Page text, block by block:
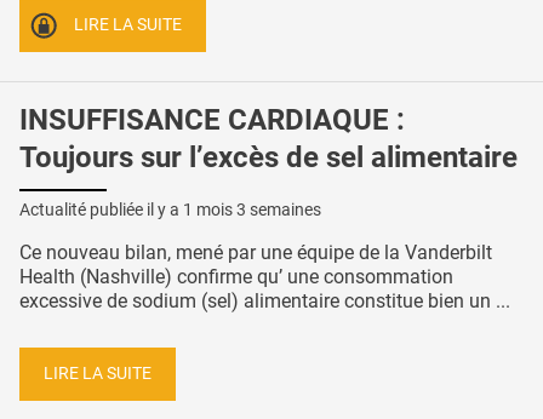
LIRE LA SUITE
INSUFFISANCE CARDIAQUE :
Toujours sur l’excès de sel alimentaire
Actualité publiée il y a 1 mois 3 semaines
Ce nouveau bilan, mené par une équipe de la Vanderbilt
Health (Nashville) confirme qu’ une consommation
excessive de sodium (sel) alimentaire constitue bien un ...
LIRE LA SUITE